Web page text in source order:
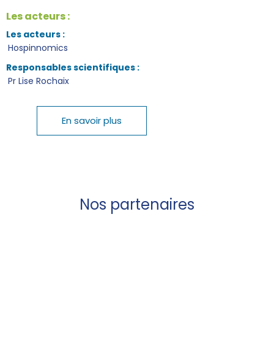
Les acteurs :
Les acteurs :
Hospinnomics
Responsables scientifiques :
Pr Lise Rochaix
En savoir plus
Nos partenaires